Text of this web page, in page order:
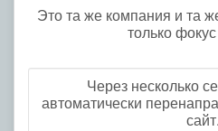
Это та же компания и та
только
Через несколько
автоматически
сайт.